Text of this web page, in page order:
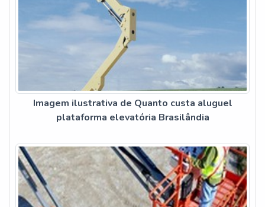
Imagem ilustrativa de Quanto custa aluguel
plataforma elevatória Brasilândia